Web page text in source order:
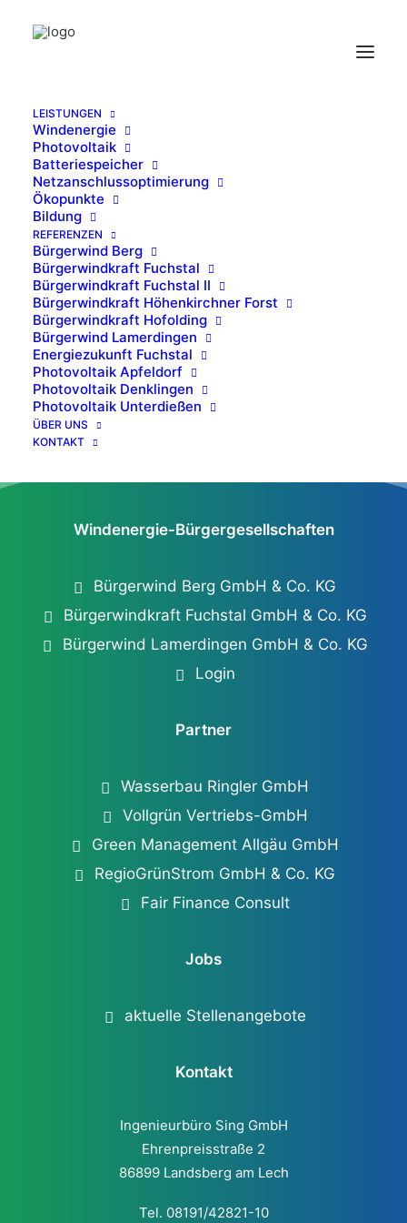
LEISTUNGEN
Windenergie
Photovoltaik
Batteriespeicher
Netzanschlussoptimierung
Ökopunkte
Bildung
REFERENZEN
Bürgerwind Berg
Bürgerwindkraft Fuchstal
Bürgerwindkraft Fuchstal II
Bürgerwindkraft Höhenkirchner Forst
Bürgerwindkraft Hofolding
Bürgerwind Lamerdingen
Energiezukunft Fuchstal
Photovoltaik Apfeldorf
Photovoltaik Denklingen
Photovoltaik Unterdießen
ÜBER UNS
KONTAKT
Home Photovoltaik Gilching
Windenergie-Bürgergesellschaften
Bürgerwind Berg GmbH & Co. KG
Bürgerwindkraft Fuchstal GmbH & Co. KG
Bürgerwind Lamerdingen GmbH & Co. KG
Login
Partner
Wasserbau Ringler GmbH
Vollgrün Vertriebs-GmbH
Green Management Allgäu GmbH
RegioGrünStrom GmbH & Co. KG
Fair Finance Consult
Jobs
aktuelle Stellenangebote
Kontakt
Ingenieurbüro Sing GmbH
Ehrenpreisstraße 2
86899 Landsberg am Lech
Tel. 08191/42821-10